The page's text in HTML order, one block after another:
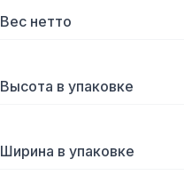
направляющих
- Для охлаждения
печи
Вес нетто
Высота в упаковке
Ширина в упаковке